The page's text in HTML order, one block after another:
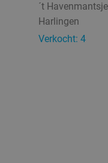
´t Havenmantsje
Harlingen
Verkocht: 4